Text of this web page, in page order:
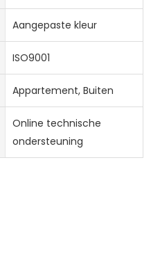
Aangepaste kleur
ISO9001
Appartement, Buiten
Online technische
ondersteuning